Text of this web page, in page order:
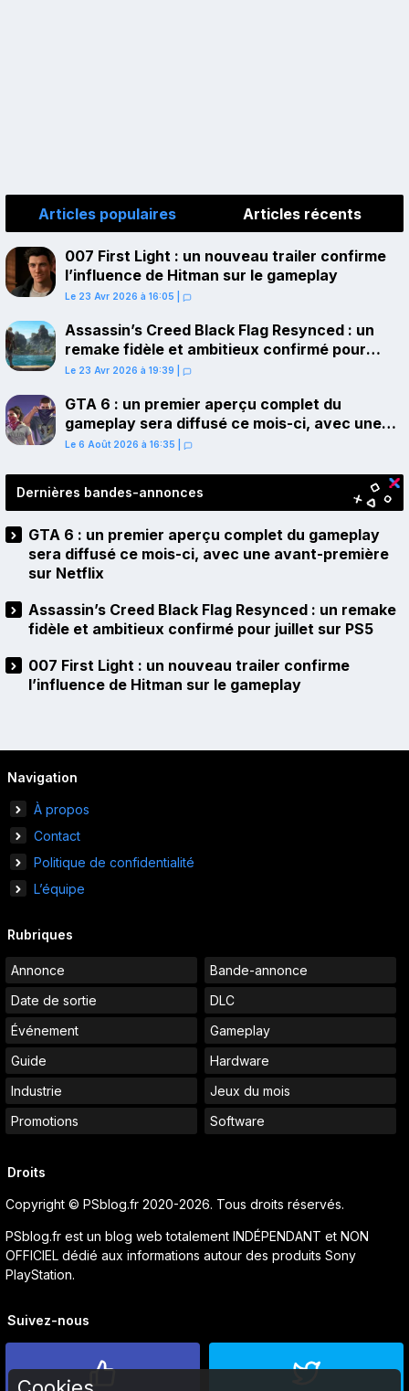
Articles populaires Articles récents
007 First Light : un nouveau trailer confirme
l’influence de Hitman sur le gameplay
Le 23 Avr 2026 à 16:05
Assassin’s Creed Black Flag Resynced : un
remake fidèle et ambitieux confirmé pour
juillet sur PS5
Le 23 Avr 2026 à 19:39
GTA 6 : un premier aperçu complet du
gameplay sera diffusé ce mois-ci, avec une
avant-première sur Netflix
Le 6 Août 2026 à 16:35
Dernières bandes-annonces
GTA 6 : un premier aperçu complet du gameplay
sera diffusé ce mois-ci, avec une avant-première
sur Netflix
Assassin’s Creed Black Flag Resynced : un remake
fidèle et ambitieux confirmé pour juillet sur PS5
007 First Light : un nouveau trailer confirme
l’influence de Hitman sur le gameplay
Navigation
À propos
Contact
Politique de confidentialité
L’équipe
Rubriques
Annonce
Bande-annonce
Date de sortie
DLC
Événement
Gameplay
Guide
Hardware
Industrie
Jeux du mois
Promotions
Software
Droits
Copyright © PSblog.fr 2020-2026. Tous droits réservés.
PSblog.fr est un blog web totalement INDÉPENDANT et NON
OFFICIEL dédié aux informations autour des produits Sony
PlayStation.
Suivez-nous